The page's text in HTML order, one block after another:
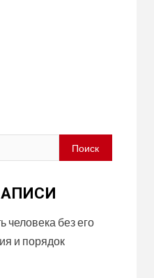
человека без его
и порядок